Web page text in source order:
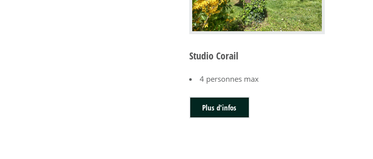
Studio Corail
4 personnes max
Plus d'infos